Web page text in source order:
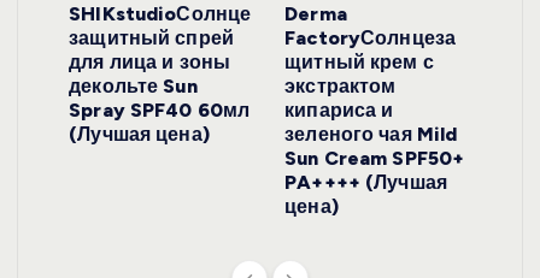
SHIKstudioСолнце
защитный спрей
для лица и зоны
декольте Sun
Spray SPF40 60мл
(Лучшая цена)
Derma
FactoryСолнцеза
щитный крем с
экстрактом
кипариса и
зеленого чая Mild
Sun Cream SPF50+
PA++++ (Лучшая
цена)